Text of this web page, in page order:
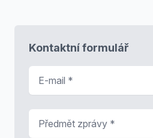
Kontaktní formulář